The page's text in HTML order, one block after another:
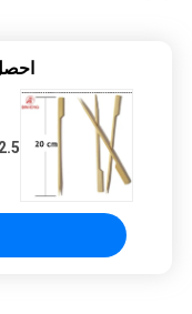
2.5 مللي متر عصي الخيزران للشواء